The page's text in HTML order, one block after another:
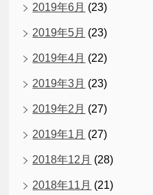
2019年6月 (23)
2019年5月 (23)
2019年4月 (22)
2019年3月 (23)
2019年2月 (27)
2019年1月 (27)
2018年12月 (28)
2018年11月 (21)